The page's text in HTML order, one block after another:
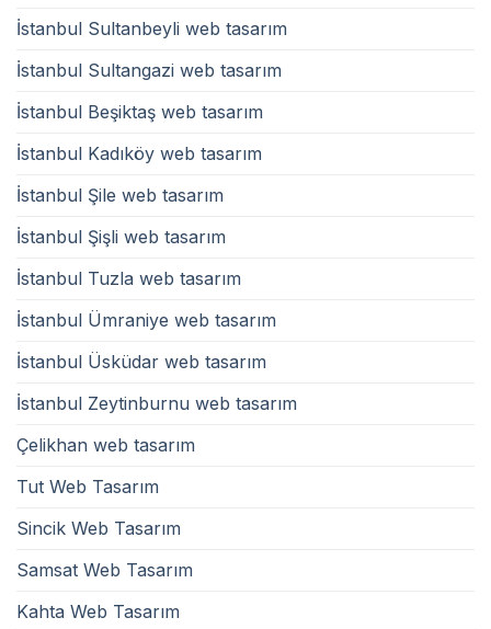
İstanbul Sultanbeyli web tasarım
İstanbul Sultangazi web tasarım
İstanbul Beşiktaş web tasarım
İstanbul Kadıköy web tasarım
İstanbul Şile web tasarım
İstanbul Şişli web tasarım
İstanbul Tuzla web tasarım
İstanbul Ümraniye web tasarım
İstanbul Üsküdar web tasarım
İstanbul Zeytinburnu web tasarım
Çelikhan web tasarım
Tut Web Tasarım
Sincik Web Tasarım
Samsat Web Tasarım
Kahta Web Tasarım